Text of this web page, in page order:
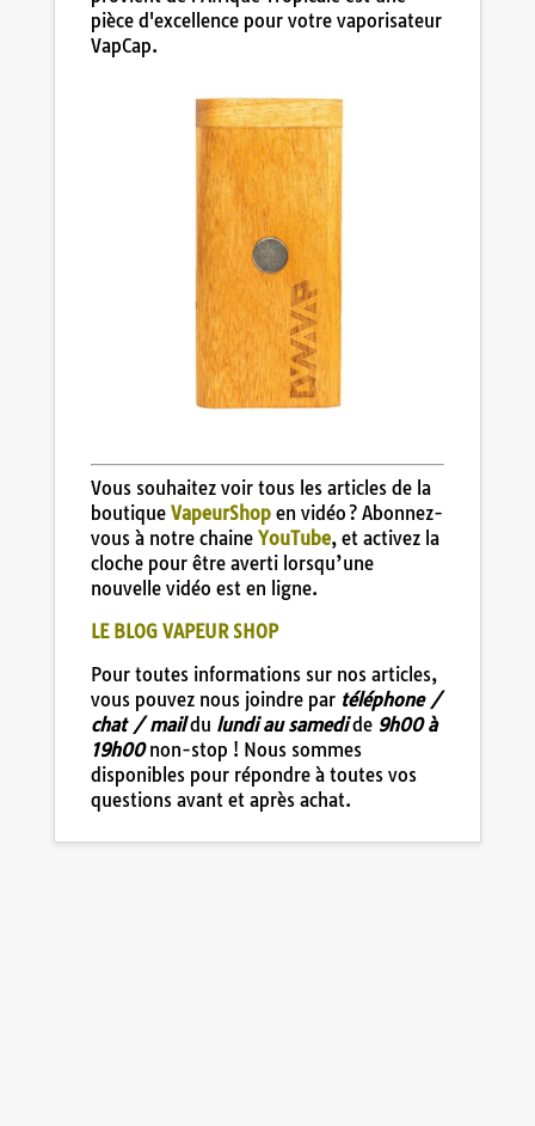
pièce d'excellence pour votre vaporisateur
VapCap.
Vous souhaitez voir tous les articles de la
boutique VapeurShopen vidéo ? Abonnez-
vous à notre chaine YouTube, et activez la
cloche pour être averti lorsqu’une
nouvelle vidéo est en ligne.
LE BLOG VAPEUR SHOP
Pour toutes informations sur nos articles,
vous pouvez nous joindre par téléphone /
chat / maildu lundi au samedide 9h00 à
19h00non-stop ! Nous sommes
disponibles pour répondre à toutes vos
questions avant et après achat.